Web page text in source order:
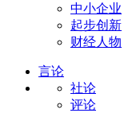
中小企业
起步创新
财经人物
言论
社论
评论